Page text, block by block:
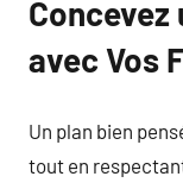
avec Vos
Un plan bien
tout en